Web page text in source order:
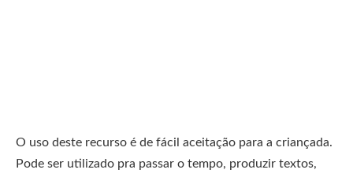
O uso deste recurso é de fácil aceitação para a criançada.
Pode ser utilizado pra passar o tempo, produzir textos,